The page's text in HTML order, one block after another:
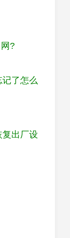
?
了怎么
出厂设